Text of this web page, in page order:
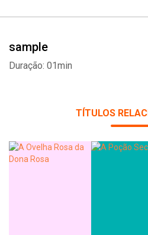
sample
Duração: 01min
TÍTULOS